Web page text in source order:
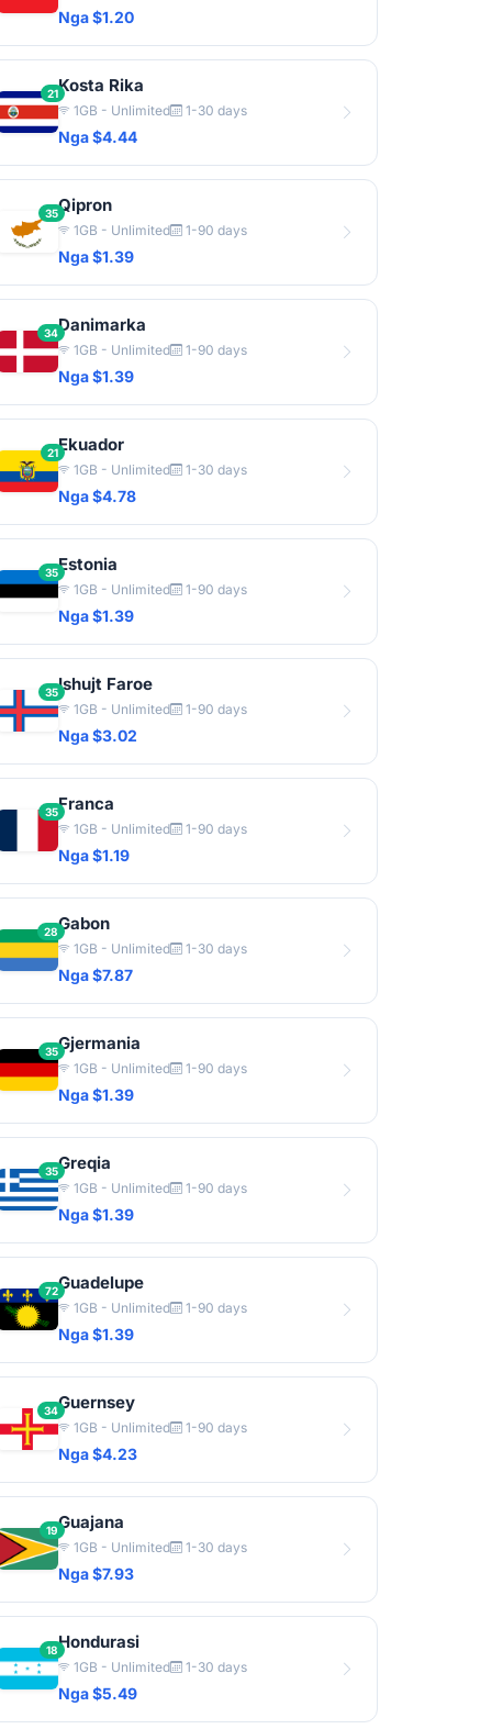
Nga $1.20
21Kosta Rika
1GB - Unlimited 1-30 days
Nga $4.44
35Qipron
1GB - Unlimited 1-90 days
Nga $1.39
34Danimarka
1GB - Unlimited 1-90 days
Nga $1.39
21Ekuador
1GB - Unlimited 1-30 days
Nga $4.78
35Estonia
1GB - Unlimited 1-90 days
Nga $1.39
35Ishujt Faroe
1GB - Unlimited 1-90 days
Nga $3.02
35Franca
1GB - Unlimited 1-90 days
Nga $1.19
28Gabon
1GB - Unlimited 1-30 days
Nga $7.87
35Gjermania
1GB - Unlimited 1-90 days
Nga $1.39
35Greqia
1GB - Unlimited 1-90 days
Nga $1.39
72Guadelupe
1GB - Unlimited 1-90 days
Nga $1.39
34Guernsey
1GB - Unlimited 1-90 days
Nga $4.23
19Guajana
1GB - Unlimited 1-30 days
Nga $7.93
18Hondurasi
1GB - Unlimited 1-30 days
Nga $5.49